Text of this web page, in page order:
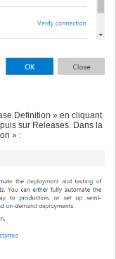
Definition » en cliquant
sur Releases. Dans la
» :